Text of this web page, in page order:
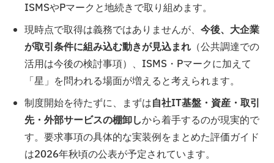
ISMSやPマークと地続きで取り組めます。
現時点で取得は義務ではありませんが、 今後、大企業
が取引条件に組み込む動きが見込まれ （公共調達での
活用は今後の検討事項）、ISMS・Pマークに加えて
「星」を問われる場面が増えると考えられます。
制度開始を待たずに、まずは自社IT基盤・資産・取引
先・外部サービスの棚卸しから着手するのが現実的で
す。要求事項の具体的な実装例をまとめた評価ガイド
は2026年秋頃の公表が予定されています。